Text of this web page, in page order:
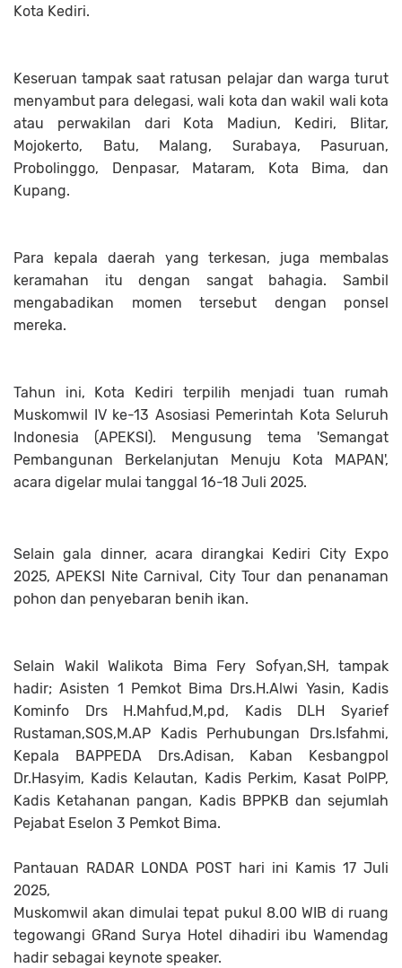
Kota Kediri.
Keseruan tampak saat ratusan pelajar dan warga turut
menyambut para delegasi, wali kota dan wakil wali kota
atau perwakilan dari Kota Madiun, Kediri, Blitar,
Mojokerto, Batu, Malang, Surabaya, Pasuruan,
Probolinggo, Denpasar, Mataram, Kota Bima, dan
Kupang.
Para kepala daerah yang terkesan, juga membalas
keramahan itu dengan sangat bahagia. Sambil
mengabadikan momen tersebut dengan ponsel
mereka.
Tahun ini, Kota Kediri terpilih menjadi tuan rumah
Muskomwil IV ke-13 Asosiasi Pemerintah Kota Seluruh
Indonesia (APEKSI). Mengusung tema 'Semangat
Pembangunan Berkelanjutan Menuju Kota MAPAN',
acara digelar mulai tanggal 16-18 Juli 2025.
Selain gala dinner, acara dirangkai Kediri City Expo
2025, APEKSI Nite Carnival, City Tour dan penanaman
pohon dan penyebaran benih ikan.
Selain Wakil Walikota Bima Fery Sofyan,SH, tampak
hadir; Asisten 1 Pemkot Bima Drs.H.Alwi Yasin, Kadis
Kominfo Drs H.Mahfud,M,pd, Kadis DLH Syarief
Rustaman,SOS,M.AP Kadis Perhubungan Drs.Isfahmi,
Kepala BAPPEDA Drs.Adisan, Kaban Kesbangpol
Dr.Hasyim, Kadis Kelautan, Kadis Perkim, Kasat PolPP,
Kadis Ketahanan pangan, Kadis BPPKB dan sejumlah
Pejabat Eselon 3 Pemkot Bima.
Pantauan RADAR LONDA POST hari ini Kamis 17 Juli
2025,
Muskomwil akan dimulai tepat pukul 8.00 WIB di ruang
tegowangi GRand Surya Hotel dihadiri ibu Wamendag
hadir sebagai keynote speaker.